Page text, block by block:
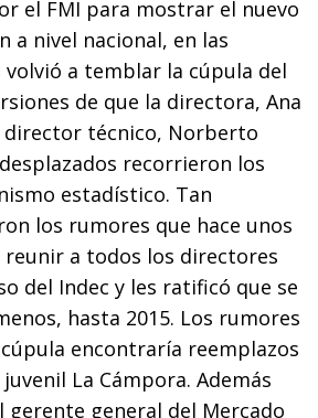
el FMI para mostrar el nuevo
a nivel nacional, en las
volvió a temblar la cúpula del
de que la directora, Ana
director técnico, Norberto
recorrieron los
estadístico. Tan
los rumores que hace unos
reunir a todos los directores
del Indec y les ratificó que se
hasta 2015. Los rumores
encontraría reemplazos
La Cámpora. Además
gerente general del Mercado